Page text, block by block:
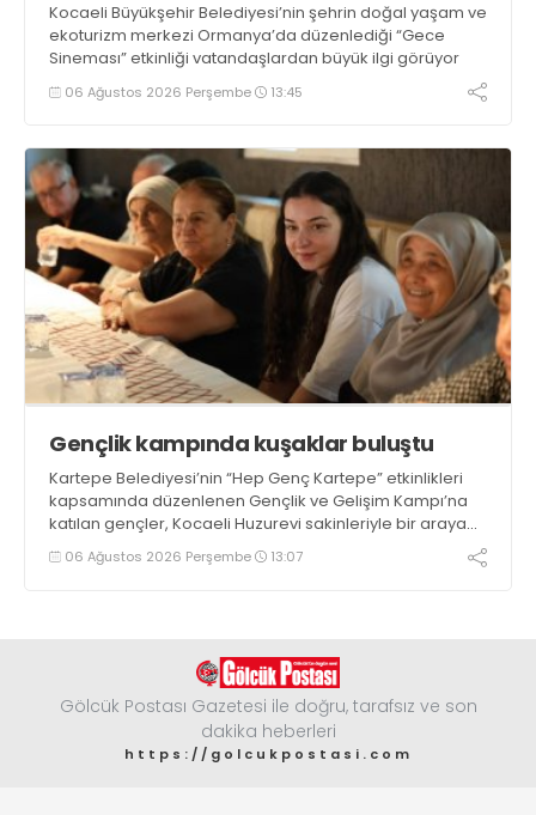
Kocaeli Büyükşehir Belediyesi’nin şehrin doğal yaşam ve
ekoturizm merkezi Ormanya’da düzenlediği “Gece
Sineması” etkinliği vatandaşlardan büyük ilgi görüyor
06 Ağustos 2026 Perşembe 13:45
Gençlik kampında kuşaklar buluştu
Kartepe Belediyesi’nin “Hep Genç Kartepe” etkinlikleri
kapsamında düzenlenen Gençlik ve Gelişim Kampı’na
katılan gençler, Kocaeli Huzurevi sakinleriyle bir araya
geldi06 Ağustos 2026 Perşembe 13:07
Gölcük Postası Gazetesi ile doğru, tarafsız ve son
dakika heberleri
https://golcukpostasi.com